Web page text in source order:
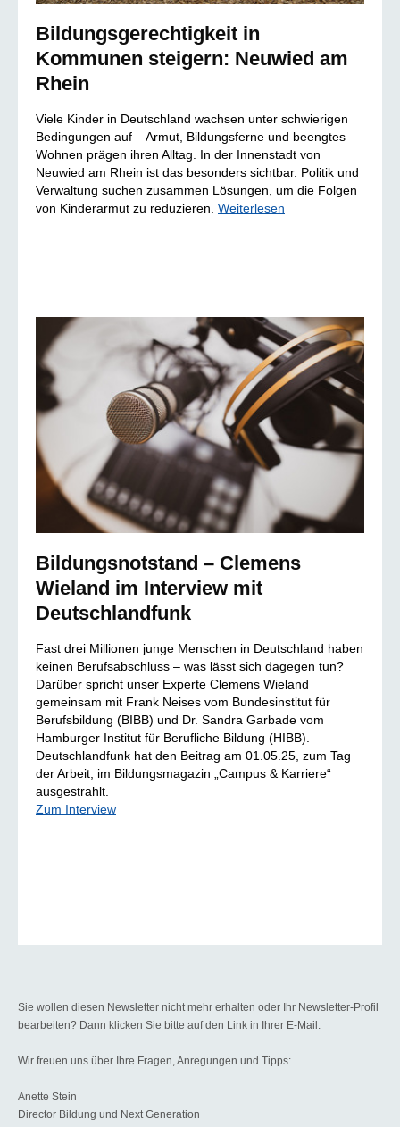
Bildungsgerechtigkeit in
Kommunen steigern: Neuwied am
Rhein
Viele Kinder in Deutschland wachsen unter schwierigen
Bedingungen auf – Armut, Bildungsferne und beengtes
Wohnen prägen ihren Alltag. In der Innenstadt von
Neuwied am Rhein ist das besonders sichtbar. Politik und
Verwaltung suchen zusammen Lösungen, um die Folgen
von Kinderarmut zu reduzieren. Weiterlesen
Bildungsnotstand – Clemens
Wieland im Interview mit
Deutschlandfunk
Fast drei Millionen junge Menschen in Deutschland haben
keinen Berufsabschluss – was lässt sich dagegen tun?
Darüber spricht unser Experte Clemens Wieland
gemeinsam mit Frank Neises vom Bundesinstitut für
Berufsbildung (BIBB) und Dr. Sandra Garbade vom
Hamburger Institut für Berufliche Bildung (HIBB).
Deutschlandfunk hat den Beitrag am 01.05.25, zum Tag
der Arbeit, im Bildungsmagazin „Campus & Karriere“
ausgestrahlt.
Zum Interview
Sie wollen diesen Newsletter nicht mehr erhalten oder Ihr Newsletter-Profil
bearbeiten? Dann klicken Sie bitte auf den Link in Ihrer E-Mail.
Wir freuen uns über Ihre Fragen, Anregungen und Tipps:
Anette Stein
Director Bildung und Next Generation